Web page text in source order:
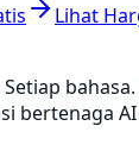
Lihat
bertenaga